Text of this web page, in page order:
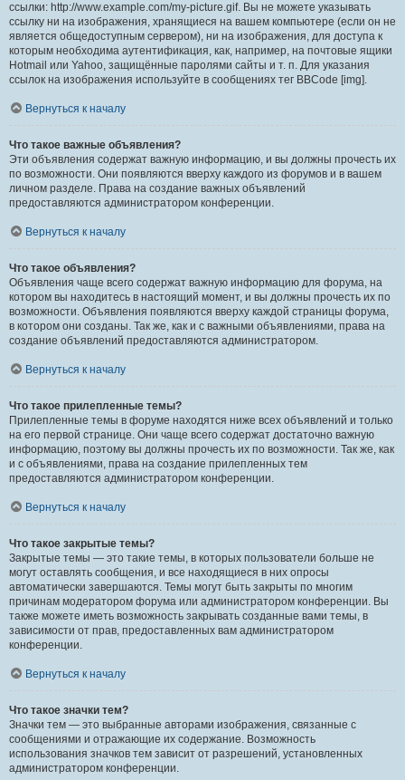
ссылки: http://www.example.com/my-picture.gif. Вы не можете указывать
ссылку ни на изображения, хранящиеся на вашем компьютере (если он не
является общедоступным сервером), ни на изображения, для доступа к
которым необходима аутентификация, как, например, на почтовые ящики
Hotmail или Yahoo, защищённые паролями сайты и т. п. Для указания
ссылок на изображения используйте в сообщениях тег BBCode [img].
Вернуться к началу
Что такое важные объявления?
Эти объявления содержат важную информацию, и вы должны прочесть их
по возможности. Они появляются вверху каждого из форумов и в вашем
личном разделе. Права на создание важных объявлений
предоставляются администратором конференции.
Вернуться к началу
Что такое объявления?
Объявления чаще всего содержат важную информацию для форума, на
котором вы находитесь в настоящий момент, и вы должны прочесть их по
возможности. Объявления появляются вверху каждой страницы форума,
в котором они созданы. Так же, как и с важными объявлениями, права на
создание объявлений предоставляются администратором.
Вернуться к началу
Что такое прилепленные темы?
Прилепленные темы в форуме находятся ниже всех объявлений и только
на его первой странице. Они чаще всего содержат достаточно важную
информацию, поэтому вы должны прочесть их по возможности. Так же, как
и с объявлениями, права на создание прилепленных тем
предоставляются администратором конференции.
Вернуться к началу
Что такое закрытые темы?
Закрытые темы — это такие темы, в которых пользователи больше не
могут оставлять сообщения, и все находящиеся в них опросы
автоматически завершаются. Темы могут быть закрыты по многим
причинам модератором форума или администратором конференции. Вы
также можете иметь возможность закрывать созданные вами темы, в
зависимости от прав, предоставленных вам администратором
конференции.
Вернуться к началу
Что такое значки тем?
Значки тем — это выбранные авторами изображения, связанные с
сообщениями и отражающие их содержание. Возможность
использования значков тем зависит от разрешений, установленных
администратором конференции.